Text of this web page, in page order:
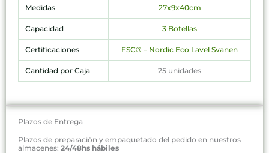
Medidas 27x9x40cm
Capacidad 3 Botellas
Certificaciones FSC® – Nordic Eco Lavel Svanen
Cantidad por Caja 25 unidades
Plazos de Entrega
Plazos de preparación y empaquetado del pedido en nuestros
almacenes: 24/48hs hábiles